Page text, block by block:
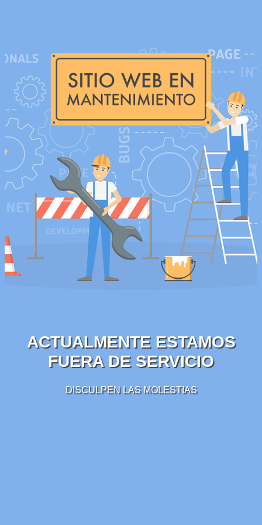
ACTUALMENTE ESTAMOS
FUERA DE SERVICIO
DISCULPEN LAS MOLESTIAS